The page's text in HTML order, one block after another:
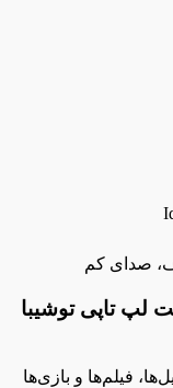
صدای کم
2.5 اینچی 1 ترا بایت لپ تاپی توشیبا
فیلم‌ها و بازی‌ها